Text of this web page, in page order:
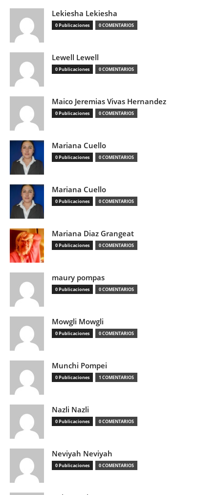
Lekiesha Lekiesha
0 Publicaciones 0 COMENTARIOS
Lewell Lewell
0 Publicaciones 0 COMENTARIOS
Maico Jeremias Vivas Hernandez
0 Publicaciones 0 COMENTARIOS
Mariana Cuello
0 Publicaciones 0 COMENTARIOS
Mariana Cuello
0 Publicaciones 0 COMENTARIOS
Mariana Diaz Grangeat
0 Publicaciones 0 COMENTARIOS
maury pompas
0 Publicaciones 0 COMENTARIOS
Mowgli Mowgli
0 Publicaciones 0 COMENTARIOS
Munchi Pompei
0 Publicaciones 1 COMENTARIOS
Nazli Nazli
0 Publicaciones 0 COMENTARIOS
Neviyah Neviyah
0 Publicaciones 0 COMENTARIOS